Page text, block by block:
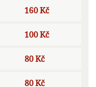
160 Kč
100 Kč
80 Kč
80 Kč